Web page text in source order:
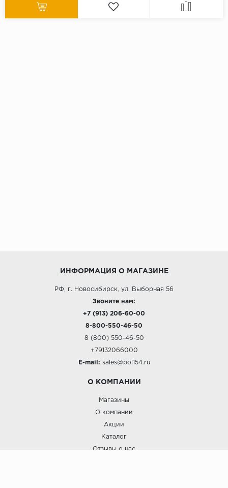
ИНФОРМАЦИЯ О МАГАЗИНЕ
РФ, г. Новосибирск, ул. Выборная 56
Звоните нам:
+7 (913) 206-60-00
8-800-550-46-50
8 (800) 550-46-50
+79132066000
E-mail: sales@pol154.ru
О КОМПАНИИ
Магазины
О компании
Акции
Каталог
Отзывы о нас